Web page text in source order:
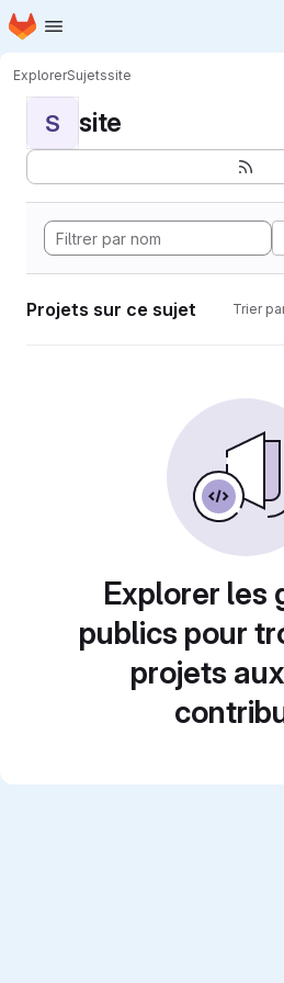
Passer au contenu principal
Page d'accueil
ExplorerSujetssite
S site
Projets sur ce sujet Trier
Explorer les
publics pour
projets